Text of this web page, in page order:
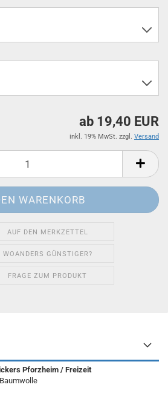
ab 19,40 EUR
inkl. 19% MwSt. zzgl. Versand
AUF DEN MERKZETTEL
WOANDERS GÜNSTIGER?
FRAGE ZUM PRODUKT
Pforzheim / Freizeit